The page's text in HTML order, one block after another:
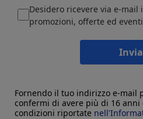
Desidero ricevere via e-
promozioni, offerte ed
Invia
Fornendo il tuo indirizzo e-mail
confermi di avere più di 16 anni
condizioni riportate